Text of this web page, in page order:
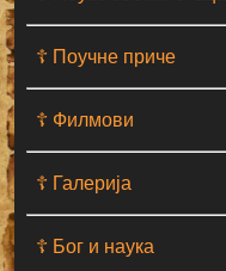
☦ Поучне приче
☦ Филмови
☦ Галерија
☦ Бог и наука